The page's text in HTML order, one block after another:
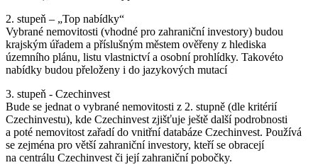
2. stupeň – „Top nabídky“
Vybrané nemovitosti (vhodné pro zahraniční investory) budou
krajským úřadem a příslušným městem ověřeny z hlediska
územního plánu, listu vlastnictví a osobní prohlídky. Takovéto
nabídky budou přeloženy i do jazykových mutací
3. stupeň - Czechinvest
Bude se jednat o vybrané nemovitosti z 2. stupně (dle kritérií
Czechinvestu), kde Czechinvest zjišťuje ještě další podrobnosti
a poté nemovitost zařadí do vnitřní databáze Czechinvest. Používá
se zejména pro větší zahraniční investory, kteří se obracejí
na centrálu Czechinvest či její zahraniční pobočky.